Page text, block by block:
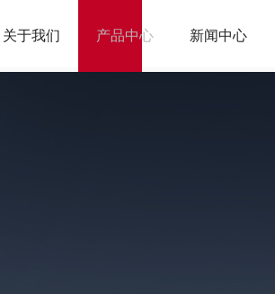
关于我们 产品中心 新闻中心